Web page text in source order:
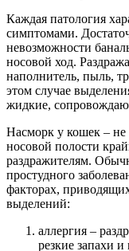
Каждая патология
симптомами.
невозможности
носовой ход.
наполнитель, пыль,
этом случае
жидкие,
Насморк у кошек – не
носовой полости
раздражителям.
простудного
факторах,
выделений:
аллергия –
резкие запахи